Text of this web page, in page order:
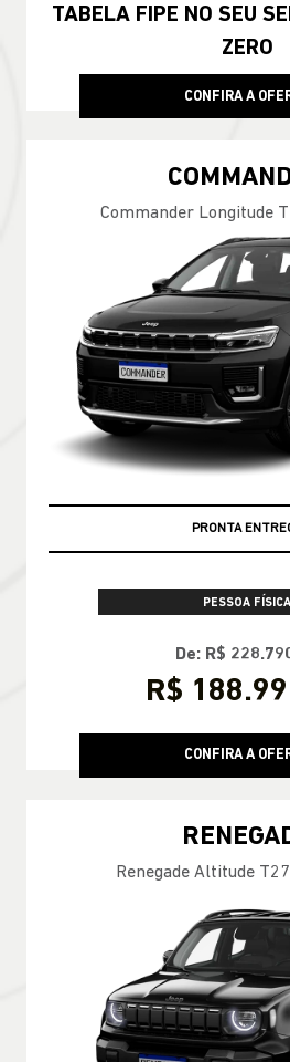
TABELA FIPE NO SEU SEMINOVO + TAXA
ZERO
CONFIRA A
Commander Longitude
PRONTA
PESSOA FÍSICA
De: R$
R$
CONFIRA A
Renegade Altitude